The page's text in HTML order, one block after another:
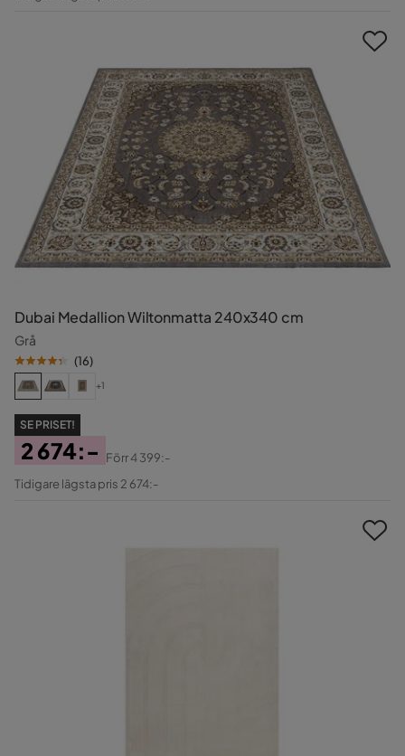
Dubai Medallion Wiltonmatta 240x340 cm
Grå
(16)
+1
SE PRISET!
Pris
2 674:-
Original
Förr4 399:-
Tidigare lägsta pris 2 674:-